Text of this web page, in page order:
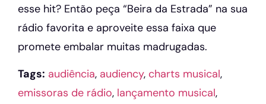
esse hit? Então peça “Beira da Estrada” na sua
rádio favorita e aproveite essa faixa que
promete embalar muitas madrugadas.
Tags: audiência, audiency, charts musical,
emissoras de rádio, lançamento musical,